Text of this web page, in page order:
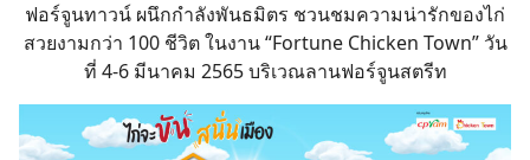
Thai
ฟอร์จูนทาวน์ ผนึกกำลังพันธมิตร ชวนชมความน่ารักของไก่
สวยงามกว่า 100 ชีวิต ในงาน “Fortune Chicken Town” วัน
ที่ 4-6 มีนาคม 2565 บริเวณลานฟอร์จูนสตรีท